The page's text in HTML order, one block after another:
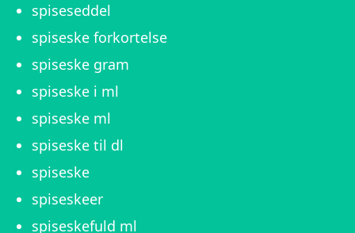
spiseseddel
spiseske forkortelse
spiseske gram
spiseske i ml
spiseske ml
spiseske til dl
spiseske
spiseskeer
spiseskefuld ml